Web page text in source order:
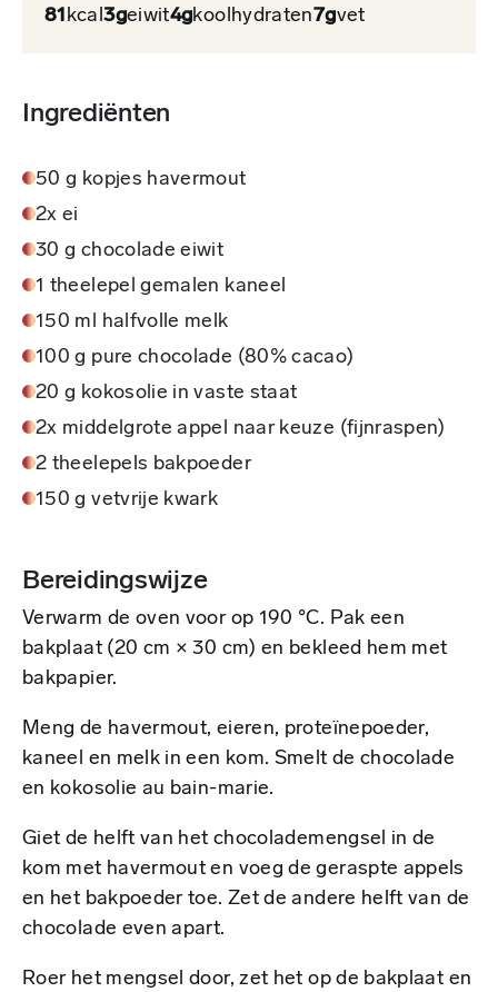
81kcal3geiwit4gkoolhydraten7gvet
Ingrediënten
50 g kopjes havermout
2x ei
30 g chocolade eiwit
1 theelepel gemalen kaneel
150 ml halfvolle melk
100 g pure chocolade (80% cacao)
20 g kokosolie in vaste staat
2x middelgrote appel naar keuze (fijnraspen)
2 theelepels bakpoeder
150 g vetvrije kwark
Bereidingswijze
Verwarm de oven voor op 190 °C. Pak een
bakplaat (20 cm × 30 cm) en bekleed hem met
bakpapier.
Meng de havermout, eieren, proteïnepoeder,
kaneel en melk in een kom. Smelt de chocolade
en kokosolie au bain-marie.
Giet de helft van het chocolademengsel in de
kom met havermout en voeg de geraspte appels
en het bakpoeder toe. Zet de andere helft van de
chocolade even apart.
Roer het mengsel door, zet het op de bakplaat en